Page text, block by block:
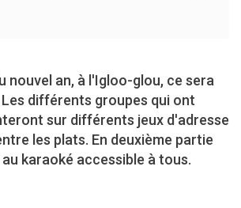
nouvel an, à l'Igloo-glou, ce sera
Les différents groupes qui ont
sur différents jeux d'adresse
les plats. En deuxième partie
karaoké accessible à tous.